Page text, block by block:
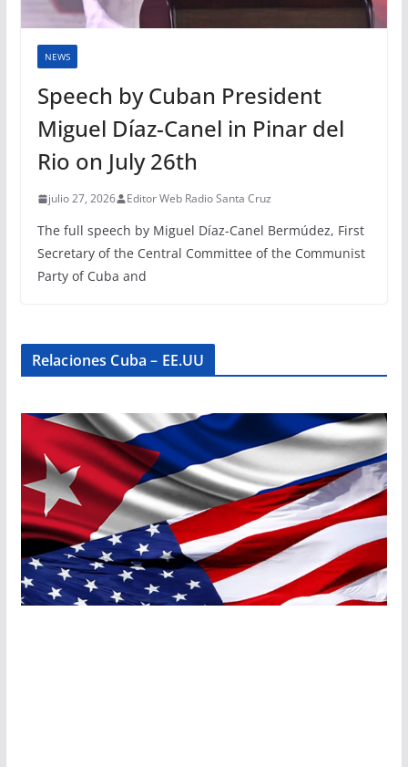
NEWS
Speech by Cuban President
Miguel Díaz-Canel in Pinar del
Rio on July 26th
julio 27, 2026 Editor Web Radio Santa Cruz
The full speech by Miguel Díaz-Canel Bermúdez, First
Secretary of the Central Committee of the Communist
Party of Cuba and
Relaciones Cuba – EE.UU